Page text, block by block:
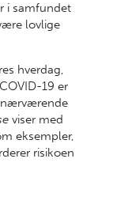
i samfundet
lovlige
hverdag,
19 er
nærværende
viser med
eksempler,
risikoen